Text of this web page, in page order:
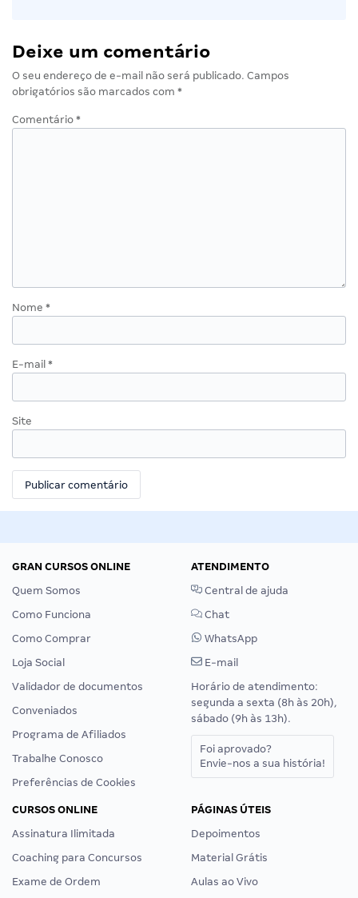
Deixe um comentário
O seu endereço de e-mail não será publicado. Campos
obrigatórios são marcados com *
Comentário *
Nome *
E-mail *
Site
GRAN CURSOS ONLINE
Quem Somos
Como Funciona
Como Comprar
Loja Social
Validador de documentos
Conveniados
Programa de Afiliados
Trabalhe Conosco
Preferências de Cookies
ATENDIMENTO
Central de ajuda
Chat
WhatsApp
E-mail
Horário de atendimento:
segunda a sexta (8h às 20h),
sábado (9h às 13h).
Foi aprovado?
Envie-nos a sua história!
CURSOS ONLINE
Assinatura Ilimitada
Coaching para Concursos
Exame de Ordem
PÁGINAS ÚTEIS
Depoimentos
Material Grátis
Aulas ao Vivo